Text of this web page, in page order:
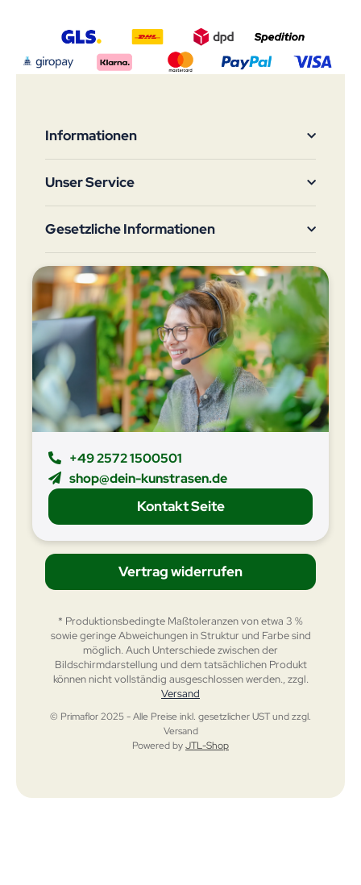
Informationen
Unser Service
Gesetzliche Informationen
+49 2572 1500501
shop@dein-kunstrasen.de
Kontakt Seite
Vertrag widerrufen
* Produktionsbedingte Maßtoleranzen von etwa 3 %
sowie geringe Abweichungen in Struktur und Farbe sind
möglich. Auch Unterschiede zwischen der
Bildschirmdarstellung und dem tatsächlichen Produkt
können nicht vollständig ausgeschlossen werden., zzgl.
Versand
© Primaflor 2025 - Alle Preise inkl. gesetzlicher UST und zzgl.
Versand
Powered byJTL-Shop